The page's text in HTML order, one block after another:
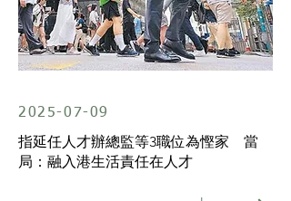
2025-07-09
指延任人才辦總監等3職位為慳家 當
局：融入港生活責任在人才